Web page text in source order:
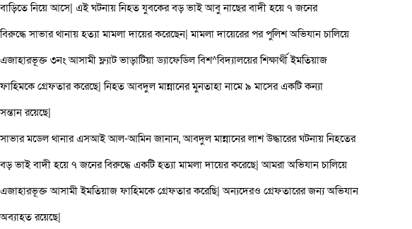
বাড়িতে নিয়ে আসে| এই ঘটনায় নিহত যুবকের বড় ভাই আবু নাছের বাদী হয়ে ৭ জনের
বিরুদ্ধে সাভার থানায় হত্যা মামলা দায়ের করেছেন| মামলা দায়েরের পর পুলিশ অভিযান চালিয়ে
এজাহারভূক্ত ৩নং আসামী ফ্ল্যাট ভাড়াটিয়া ড্যাফেডিল বিশ^বিদ্যালয়ের শিক্ষার্থী ইমতিয়াজ
ফাহিমকে গ্রেফতার করেছে| নিহত আবদুল মান্নানের মুনতাহা নামে ৯ মাসের একটি কন্যা
সন্তান রয়েছে|
সাভার মডেল থানার এসআই আল-আমিন জানান, আবদুল মান্নানের লাশ উদ্ধারের ঘটনায় নিহতের
বড় ভাই বাদী হয়ে ৭ জনের বিরুদ্ধে একটি হত্যা মামলা দায়ের করেছে| আমরা অভিযান চালিয়ে
এজাহারভূক্ত আসামী ইমতিয়াজ ফাহিমকে গ্রেফতার করেছি| অন্যদেরও গ্রেফতারের জন্য অভিযান
অব্যাহত রয়েছে|